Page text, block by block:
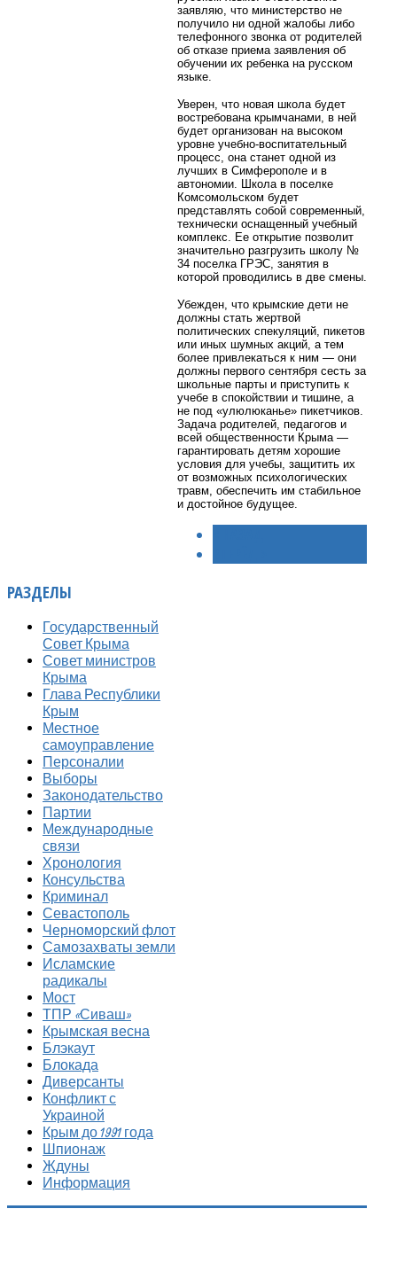
заявляю, что министерство не
получило ни одной жалобы либо
телефонного звонка от родителей
об отказе приема заявления об
обучении их ребенка на русском
языке.
Уверен, что новая школа будет
востребована крымчанами, в ней
будет организован на высоком
уровне учебно-воспитательный
процесс, она станет одной из
лучших в Симферополе и в
автономии. Школа в поселке
Комсомольском будет
представлять собой современный,
технически оснащенный учебный
комплекс. Ее открытие позволит
значительно разгрузить школу №
34 поселка ГРЭС, занятия в
которой проводились в две смены.
Убежден, что крымские дети не
должны стать жертвой
политических спекуляций, пикетов
или иных шумных акций, а тем
более привлекаться к ним — они
должны первого сентября сесть за
школьные парты и приступить к
учебе в спокойствии и тишине, а
не под «улюлюканье» пикетчиков.
Задача родителей, педагогов и
всей общественности Крыма —
гарантировать детям хорошие
условия для учебы, защитить их
от возможных психологических
травм, обеспечить им стабильное
и достойное будущее.
РАЗДЕЛЫ
Государственный
Совет Крыма
Совет министров
Крыма
Глава Республики
Крым
Местное
самоуправление
Персоналии
Выборы
Законодательство
Партии
Международные
связи
Хронология
Консульства
Криминал
Севастополь
Черноморский флот
Самозахваты земли
Исламские
радикалы
Мост
ТПР «Сиваш»
Крымская весна
Блэкаут
Блокада
Диверсанты
Конфликт с
Украиной
Крым до 1991 года
Шпионаж
Ждуны
Информация